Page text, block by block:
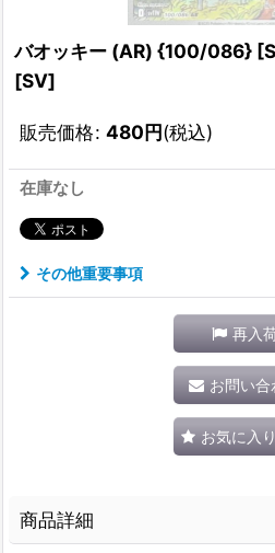
バオッキー (AR) {100/086}
[SV]
販売価格: 480円(税込)
在庫なし
その他重要事項
再入
お問い合
お気に入
商品詳細